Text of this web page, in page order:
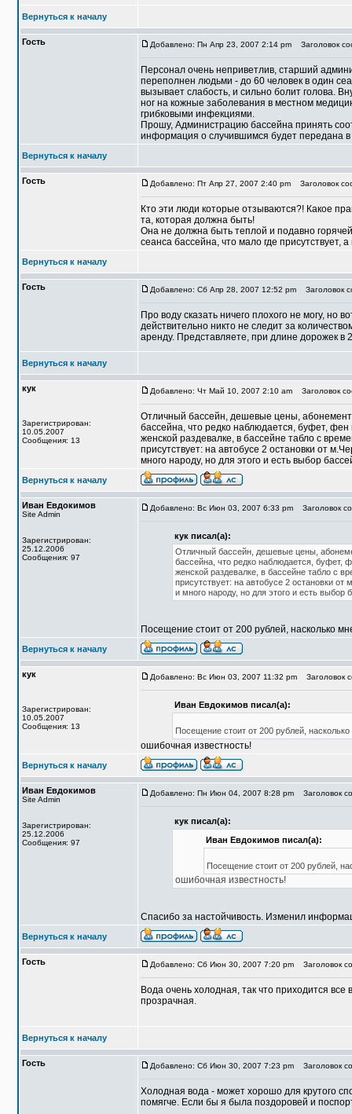
Вернуться к началу
Гость Добавлено: Пн Апр 23, 2007 2:14 pm Заголовок
Персонал очень неприветлив, старший
переполнен людьми - до 60 человек в один
вызывает слабость, и сильно болит голова.
ног на кожные заболевания в местном
грибковыми инфекциями.
Прошу, Администрацию бассейна принять
информация о случившимся будет
Вернуться к началу
Гость Добавлено: Пт Апр 27, 2007 2:40 pm Заголовок
Кто эти люди которые отзываются?! Какое
та, которая должна быть!
Она не должна быть теплой и подавно
сеанса бассейна, что мало где присутствует,
Вернуться к началу
Гость Добавлено: Сб Апр 28, 2007 12:52 pm Заголовок
Про воду сказать ничего плохого не могу, но
действительно никто не следит за
аренду. Представляете, при длине дорожек в
Вернуться к началу
кук
Зарегистрирован:
10.05.2007
Сообщения: 13
Добавлено: Чт Май 10, 2007 2:10 am Заголовок
Отличный бассейн, дешевые цены,
бассейна, что редко наблюдается, буфет,
женской раздевалке, в бассейне табло с
присутствует: на автобусе 2 остановки от
много народу, но для этого и есть выбор
Вернуться к началу
Иван Евдокимов
Site Admin
Зарегистрирован:
25.12.2006
Сообщения: 97
Добавлено: Вс Июн 03, 2007 6:33 pm Заголовок
кук писал(а):
Отличный бассейн, дешевые цены,
бассейна, что редко наблюдается, буфет,
женской раздевалке, в бассейне табло с
присутствует: на автобусе 2 остановки
и много народу, но для этого и есть
Посещение стоит от 200 рублей, насколько
Вернуться к началу
кук
Зарегистрирован:
10.05.2007
Сообщения: 13
Добавлено: Вс Июн 03, 2007 11:32 pm Заголовок
Иван Евдокимов писал(а):
Посещение стоит от 200 рублей,
ошибочная известность!
Вернуться к началу
Иван Евдокимов
Site Admin
Зарегистрирован:
25.12.2006
Сообщения: 97
Добавлено: Пн Июн 04, 2007 8:28 pm Заголовок
кук писал(а):
Иван Евдокимов писал(а):
Посещение стоит от 200 рублей,
ошибочная известность!
Спасибо за настойчивость. Изменил
Вернуться к началу
Гость Добавлено: Сб Июн 30, 2007 7:20 pm Заголовок
Вода очень холодная, так что приходится все
прозрачная.
Вернуться к началу
Гость Добавлено: Сб Июн 30, 2007 7:23 pm Заголовок
Холодная вода - может хорошо для крутого
помягче. Если бы я была поздоровей и